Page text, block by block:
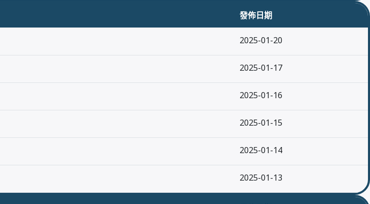
發佈日期
2025-01-20
2025-01-17
2025-01-16
2025-01-15
2025-01-14
2025-01-13